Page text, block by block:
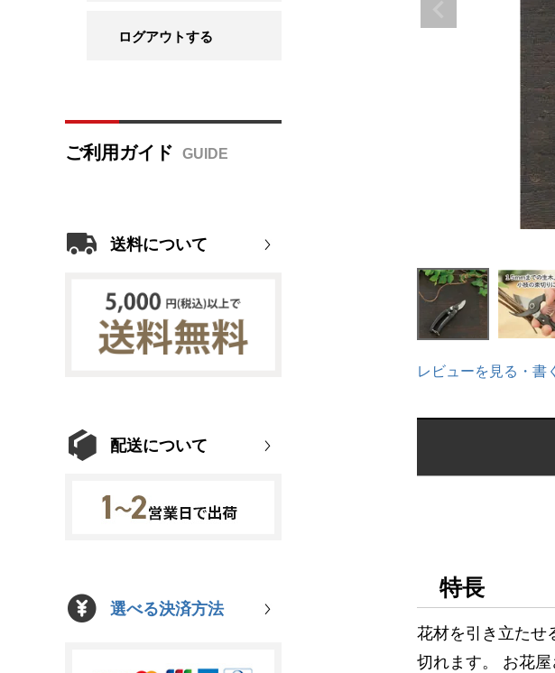
ログアウトする
ご利用ガイド
送料について
配送について
選べる決済方法
レビューを見る・書く
特長
花材を引き立たせ
切れます。 お花